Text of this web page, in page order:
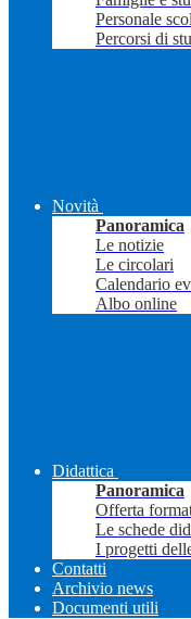
Personale
Percorsi di
Novità
Panoramica
Le notizie
Le circolari
Calendario
Albo online
Didattica
Panoramica
Offerta
Le schede
I progetti
Contatti
Archivio news
Documenti utili